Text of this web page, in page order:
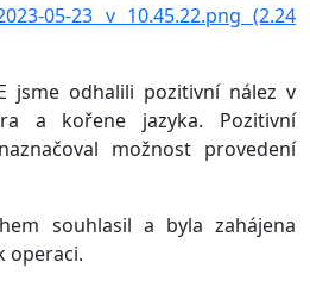
jsme odhalili pozitivní nález v
a kořene jazyka. Pozitivní
možnost provedení
souhlasil a byla zahájena
operaci.